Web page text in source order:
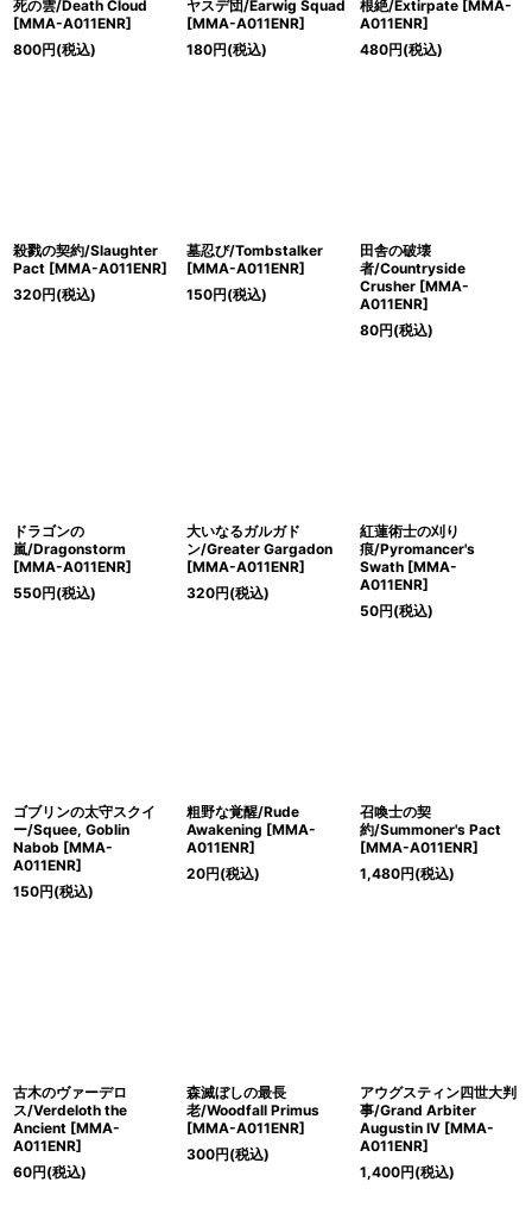
死の雲/Death Cloud
[MMA-A011ENR]
800円(税込)
ヤスデ団/Earwig Squad
[MMA-A011ENR]
180円(税込)
根絶/Extirpate [MMA-
A011ENR]
480円(税込)
殺戮の契約/Slaughter
Pact [MMA-A011ENR]
320円(税込)
墓忍び/Tombstalker
[MMA-A011ENR]
150円(税込)
田舎の破壊
者/Countryside
Crusher [MMA-
A011ENR]
80円(税込)
ドラゴンの
嵐/Dragonstorm
[MMA-A011ENR]
550円(税込)
大いなるガルガド
ン/Greater Gargadon
[MMA-A011ENR]
320円(税込)
紅蓮術士の刈り
痕/Pyromancer's
Swath [MMA-
A011ENR]
50円(税込)
ゴブリンの太守スクイ
ー/Squee, Goblin
Nabob [MMA-
A011ENR]
150円(税込)
粗野な覚醒/Rude
Awakening [MMA-
A011ENR]
20円(税込)
召喚士の契
約/Summoner's Pact
[MMA-A011ENR]
1,480円(税込)
古木のヴァーデロ
ス/Verdeloth the
Ancient [MMA-
A011ENR]
60円(税込)
森滅ぼしの最長
老/Woodfall Primus
[MMA-A011ENR]
300円(税込)
アウグスティン四世大判
事/Grand Arbiter
Augustin IV [MMA-
A011ENR]
1,400円(税込)